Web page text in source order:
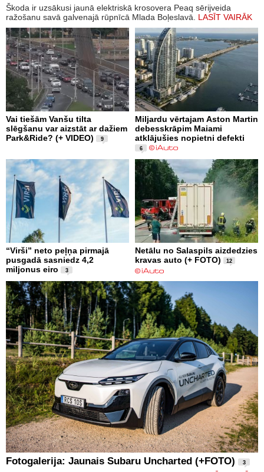
Škoda ir uzsākusi jaunā elektriskā krosovera Peaq sērijveida
ražošanu savā galvenajā rūpnīcā Mlada Boļeslavā. LASĪT VAIRĀK
Vai tiešām Vanšu tilta
slēgšanu var aizstāt ar dažiem
Park&Ride? (+ VIDEO)
9
Miljardu vērtajam Aston Martin
debesskrāpim Maiami
atklājušies nopietni defekti
6
“Virši” neto peļņa pirmajā
pusgadā sasniedz 4,2
miljonus eiro
3
Netālu no Salaspils aizdedzies
kravas auto (+ FOTO)
12
Fotogalerija: Jaunais Subaru Uncharted (+FOTO) 3